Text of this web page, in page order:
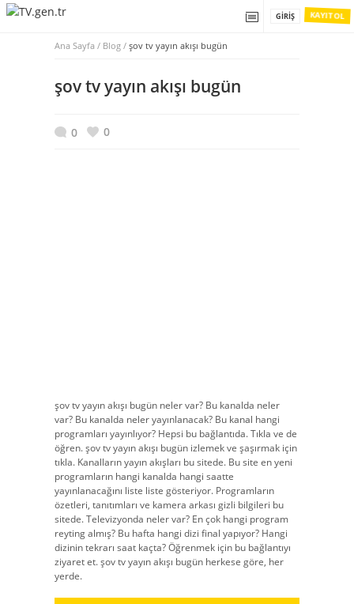
KAYIT OL
GIRIŞ
Ana Sayfa / Blog / şov tv yayın akışı bugün
şov tv yayın akışı bugün
0 0
şov tv yayın akışı bugün neler var? Bu kanalda neler
var? Bu kanalda neler yayınlanacak? Bu kanal hangi
programları yayınlıyor? Hepsi bu bağlantıda. Tıkla ve de
öğren. şov tv yayın akışı bugün izlemek ve şaşırmak için
tıkla. Kanalların yayın akışları bu sitede. Bu site en yeni
programların hangi kanalda hangi saatte
yayınlanacağını liste liste gösteriyor. Programların
özetleri, tanıtımları ve kamera arkası gizli bilgileri bu
sitede. Televizyonda neler var? En çok hangi program
reyting almış? Bu hafta hangi dizi final yapıyor? Hangi
dizinin tekrarı saat kaçta? Öğrenmek için bu bağlantıyı
ziyaret et. şov tv yayın akışı bugün herkese göre, her
yerde.